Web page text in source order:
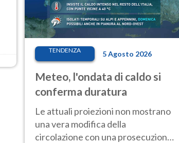
TENDENZA 5 Agosto 2026
Meteo, l'ondata di caldo si
conferma duratura
Le attuali proiezioni non mostrano
una vera modifica della
circolazione con una prosecuzione